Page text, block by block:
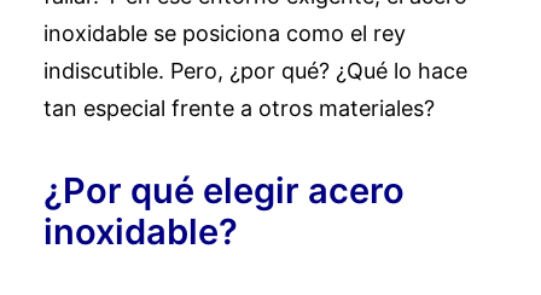
inoxidable se posiciona como el rey
indiscutible. Pero, ¿por qué? ¿Qué lo hace
tan especial frente a otros materiales?
¿Por qué elegir acero
inoxidable?